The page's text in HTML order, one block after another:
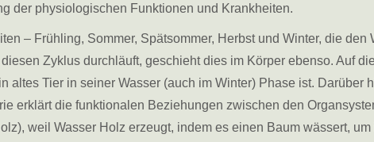
der physiologischen Funktionen und Krankheiten.
– Frühling, Sommer, Spätsommer, Herbst und Winter, die den
Zyklus durchläuft, geschieht dies im Körper ebenso. Auf
Tier in seiner Wasser (auch im Winter) Phase ist. Darüber
erklärt die funktionalen Beziehungen zwischen den
weil Wasser Holz erzeugt, indem es einen Baum wässert,